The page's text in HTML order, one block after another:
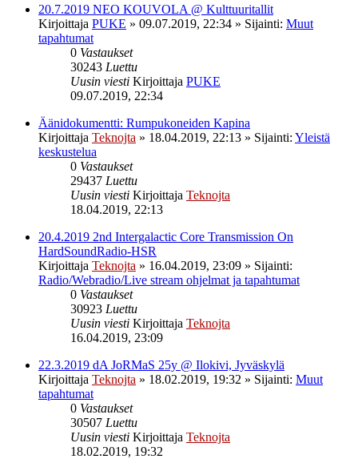
20.7.2019 NEO KOUVOLA @ Kulttuuritallit
Kirjoittaja PUKE » 09.07.2019, 22:34 » Sijainti: Muut
tapahtumat
0 Vastaukset
30243 Luettu
Uusin viesti Kirjoittaja PUKE
09.07.2019, 22:34
Äänidokumentti: Rumpukoneiden Kapina
Kirjoittaja Teknojta » 18.04.2019, 22:13 » Sijainti: Yleistä
keskustelua
0 Vastaukset
29437 Luettu
Uusin viesti Kirjoittaja Teknojta
18.04.2019, 22:13
20.4.2019 2nd Intergalactic Core Transmission On
HardSoundRadio-HSR
Kirjoittaja Teknojta » 16.04.2019, 23:09 » Sijainti:
Radio/Webradio/Live stream ohjelmat ja tapahtumat
0 Vastaukset
30923 Luettu
Uusin viesti Kirjoittaja Teknojta
16.04.2019, 23:09
22.3.2019 dA JoRMaS 25y @ Ilokivi, Jyväskylä
Kirjoittaja Teknojta » 18.02.2019, 19:32 » Sijainti: Muut
tapahtumat
0 Vastaukset
30507 Luettu
Uusin viesti Kirjoittaja Teknojta
18.02.2019, 19:32